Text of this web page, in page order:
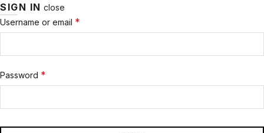
SIGN IN close
Username or email *
Password *